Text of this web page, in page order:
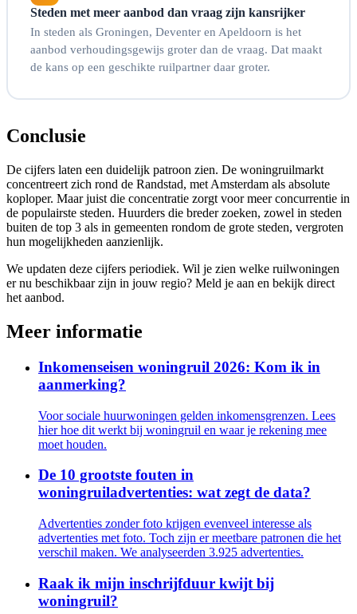
Steden met meer aanbod dan vraag zijn kansrijker
In steden als Groningen, Deventer en Apeldoorn is het
aanbod verhoudingsgewijs groter dan de vraag. Dat maakt
de kans op een geschikte ruilpartner daar groter.
Conclusie
De cijfers laten een duidelijk patroon zien. De woningruilmarkt
concentreert zich rond de Randstad, met Amsterdam als absolute
koploper. Maar juist die concentratie zorgt voor meer concurrentie in
de populairste steden. Huurders die breder zoeken, zowel in steden
buiten de top 3 als in gemeenten rondom de grote steden, vergroten
hun mogelijkheden aanzienlijk.
We updaten deze cijfers periodiek. Wil je zien welke ruilwoningen
er nu beschikbaar zijn in jouw regio? Meld je aan en bekijk direct
het aanbod.
Meer informatie
Inkomenseisen woningruil 2026: Kom ik in
aanmerking?
Voor sociale huurwoningen gelden inkomensgrenzen. Lees
hier hoe dit werkt bij woningruil en waar je rekening mee
moet houden.
De 10 grootste fouten in
woningruiladvertenties: wat zegt de data?
Advertenties zonder foto krijgen evenveel interesse als
advertenties met foto. Toch zijn er meetbare patronen die het
verschil maken. We analyseerden 3.925 advertenties.
Raak ik mijn inschrijfduur kwijt bij
woningruil?